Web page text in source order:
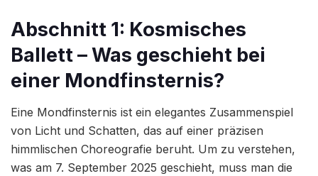
Abschnitt 1: Kosmisches
Ballett – Was geschieht bei
einer Mondfinsternis?
Eine Mondfinsternis ist ein elegantes Zusammenspiel
von Licht und Schatten, das auf einer präzisen
himmlischen Choreografie beruht. Um zu verstehen,
was am 7. September 2025 geschieht, muss man die